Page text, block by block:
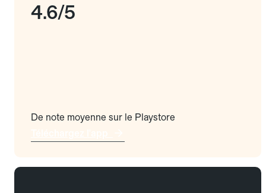
4.6/5
De note moyenne sur le Playstore